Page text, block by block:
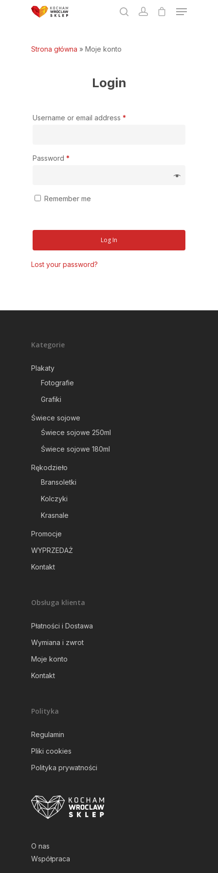
Strona główna » Moje konto
Login
Username or email address *
Password *
Remember me
Log In
Lost your password?
Kategorie
Plakaty
Fotografie
Grafiki
Świece sojowe
Świece sojowe 250ml
Świece sojowe 180ml
Rękodzieło
Bransoletki
Kolczyki
Krasnale
Promocje
WYPRZEDAŻ
Kontakt
Obsługa klienta
Płatności i Dostawa
Wymiana i zwrot
Moje konto
Kontakt
Polityka
Regulamin
Pliki cookies
Polityka prywatności
O nas
Współpraca